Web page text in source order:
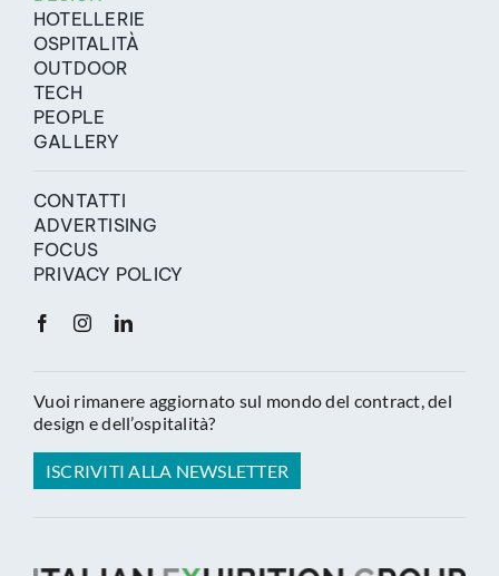
HOTELLERIE
OSPITALITÀ
OUTDOOR
TECH
PEOPLE
GALLERY
CONTATTI
ADVERTISING
FOCUS
PRIVACY POLICY
Vuoi rimanere aggiornato sul mondo del contract, del
design e dell’ospitalità?
ISCRIVITI ALLA NEWSLETTER